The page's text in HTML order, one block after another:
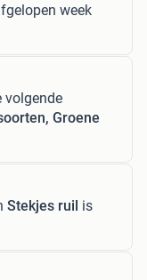
week
volgende
Groene
Stekjes ruil is